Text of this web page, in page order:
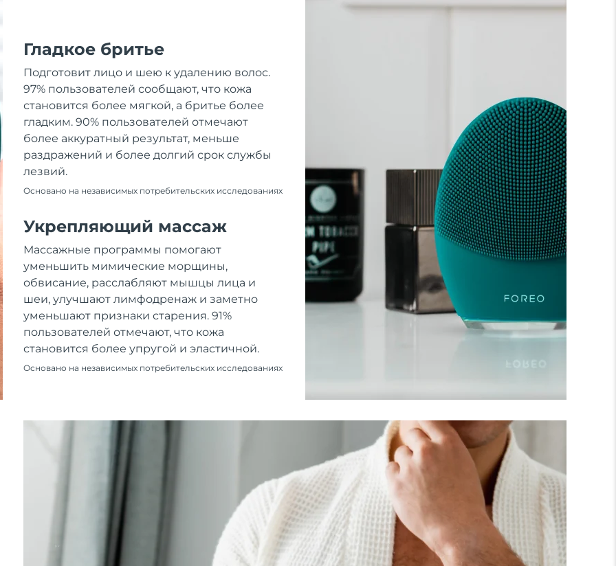
Гладкое бритье
Подготовит лицо и шею к удалению волос.
97% пользователей сообщают, что кожа
становится более мягкой, а бритье более
гладким. 90% пользователей отмечают
более аккуратный результат, меньше
раздражений и более долгий срок службы
лезвий.
Основано на независимых потребительских исследованиях
Укрепляющий массаж
Массажные программы помогают
уменьшить мимические морщины,
обвисание, расслабляют мышцы лица и
шеи, улучшают лимфодренаж и заметно
уменьшают признаки старения. 91%
пользователей отмечают, что кожа
становится более упругой и эластичной.
Основано на независимых потребительских исследованиях